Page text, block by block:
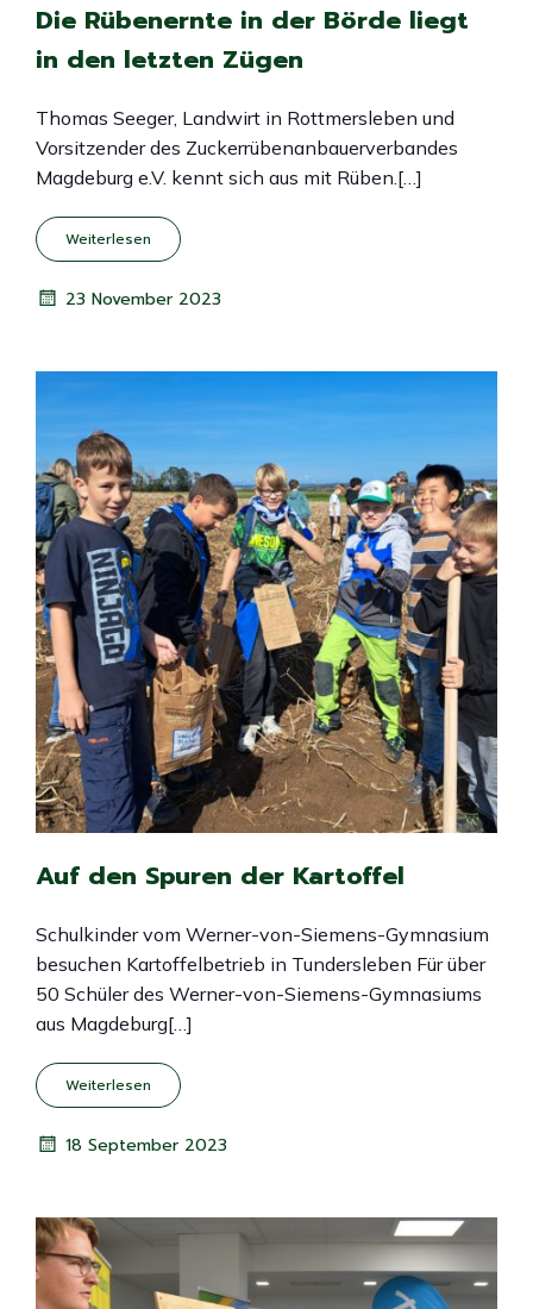
Die Rübenernte in der Börde liegt
in den letzten Zügen
Thomas Seeger, Landwirt in Rottmersleben und
Vorsitzender des Zuckerrübenanbauerverbandes
Magdeburg e.V. kennt sich aus mit Rüben.[…]
Weiterlesen
23 November 2023
Auf den Spuren der Kartoffel
Schulkinder vom Werner-von-Siemens-Gymnasium
besuchen Kartoffelbetrieb in Tundersleben Für über
50 Schüler des Werner-von-Siemens-Gymnasiums
aus Magdeburg[…]
Weiterlesen
18 September 2023